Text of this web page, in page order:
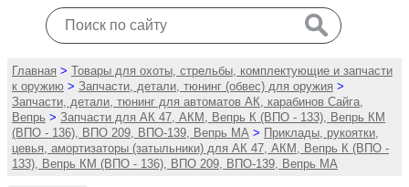
Главная > Товары для охоты, стрельбы, комплектующие и запчасти
к оружию > Запчасти, детали, тюнинг (обвес) для оружия >
Запчасти, детали, тюнинг для автоматов АК, карабинов Сайга,
Вепрь > Запчасти для АК 47, АКМ, Вепрь К (ВПО - 133), Вепрь КМ
(ВПО - 136), ВПО 209, ВПО-139, Вепрь МА > Приклады, рукоятки,
цевья, амортизаторы (затыльники) для АК 47, АКМ, Вепрь К (ВПО -
133), Вепрь КМ (ВПО - 136), ВПО 209, ВПО-139, Вепрь МА